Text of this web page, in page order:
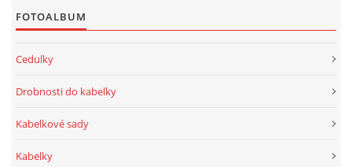
FOTOALBUM
Cedulky
Drobnosti do kabelky
Kabelkové sady
Kabelky